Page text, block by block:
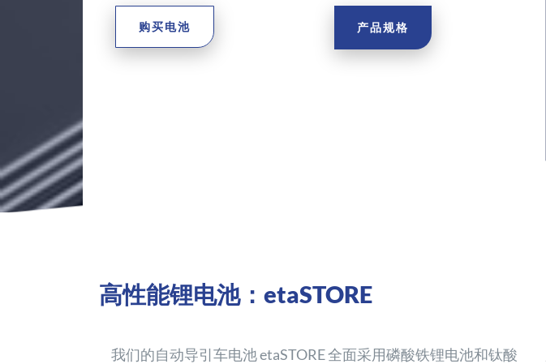
购买电池 产品规格
高性能锂电池：etaSTORE
我们的自动导引车电池 etaSTORE 全面采用磷酸铁锂电池和钛酸